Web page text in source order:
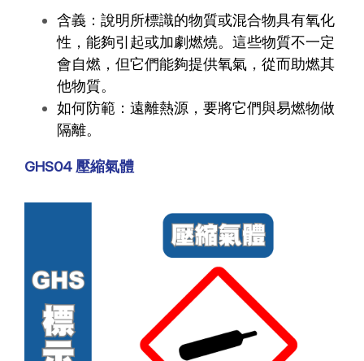
含義：說明所標識的物質或混合物具有氧化
性，能夠引起或加劇燃燒。這些物質不一定
會自燃，但它們能夠提供氧氣，從而助燃其
他物質。
如何防範：遠離熱源，要將它們與易燃物做
隔離。
GHS04 壓縮氣體